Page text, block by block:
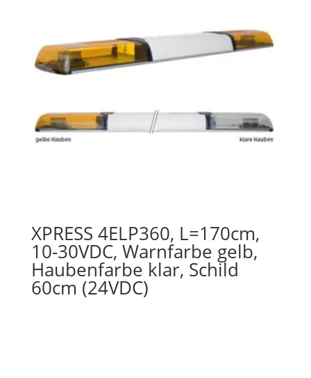
XPRESS 4ELP360, L=170cm,
10-30VDC, Warnfarbe gelb,
Haubenfarbe klar, Schild
60cm (24VDC)